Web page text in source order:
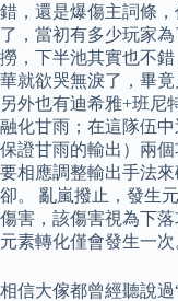
錯，還是爆傷主詞條
了，當初有多少玩家
撈，下半池其實也不
華就欲哭無淚了，畢
另外也有迪希雅+班尼
融化甘雨；在這隊伍
保證甘雨的輸出）兩
要相應調整輸出手法
卻。 亂嵐撥止，發生
傷害，該傷害視為下
元素轉化僅會發生一次
相信大傢都曾經聽說